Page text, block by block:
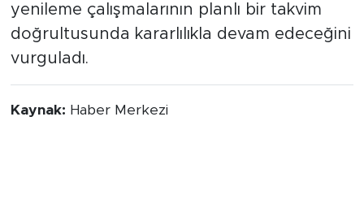
yenileme çalışmalarının planlı bir takvim
doğrultusunda kararlılıkla devam edeceğini
vurguladı.
Kaynak: Haber Merkezi